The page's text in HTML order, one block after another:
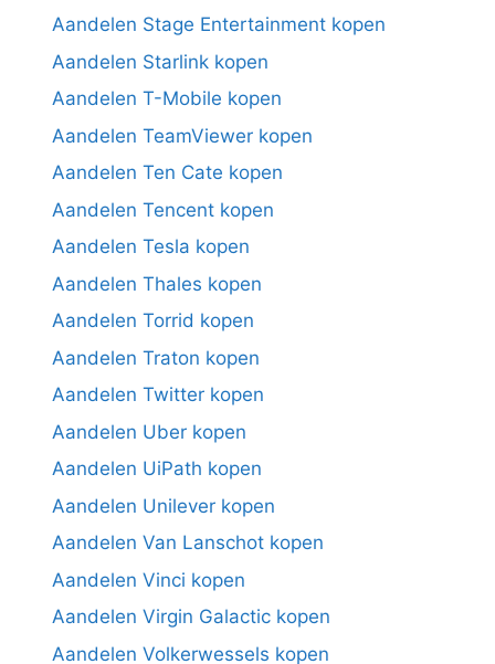
Aandelen Stage Entertainment kopen
Aandelen Starlink kopen
Aandelen T-Mobile kopen
Aandelen TeamViewer kopen
Aandelen Ten Cate kopen
Aandelen Tencent kopen
Aandelen Tesla kopen
Aandelen Thales kopen
Aandelen Torrid kopen
Aandelen Traton kopen
Aandelen Twitter kopen
Aandelen Uber kopen
Aandelen UiPath kopen
Aandelen Unilever kopen
Aandelen Van Lanschot kopen
Aandelen Vinci kopen
Aandelen Virgin Galactic kopen
Aandelen Volkerwessels kopen